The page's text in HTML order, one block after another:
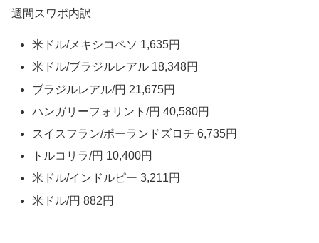
週間スワポ内訳
米ドル/メキシコペソ 1,635円
米ドル/ブラジルレアル 18,348円
ブラジルレアル/円 21,675円
ハンガリーフォリント/円 40,580円
スイスフラン/ポーランドズロチ 6,735円
トルコリラ/円 10,400円
米ドル/インドルピー 3,211円
米ドル/円 882円